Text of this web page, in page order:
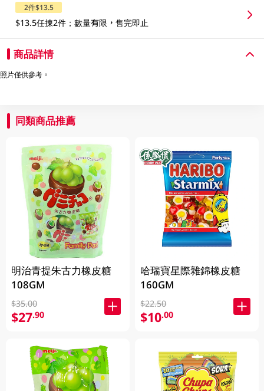
2件$13.5
$13.5任揀2件；數量有限，售完即止
商品詳情
照片僅供參考。
同類商品推薦
明治青提朱古力橡皮糖
108GM
$35.00
$27.90
哈瑞寶星際雜錦橡皮糖
160GM
$22.50
$10.00